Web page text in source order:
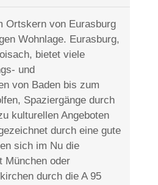
Ortskern von Eurasburg
Wohnlage. Eurasburg,
bietet viele
und
von Baden bis zum
Spaziergänge durch
kulturellen Angeboten
durch eine gute
sich im Nu die
München oder
durch die A 95